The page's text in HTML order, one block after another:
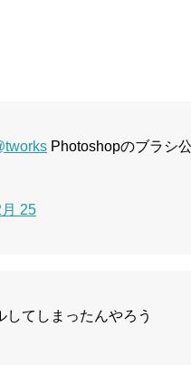
Photoshopのブラシ
25
てしまったんやろう